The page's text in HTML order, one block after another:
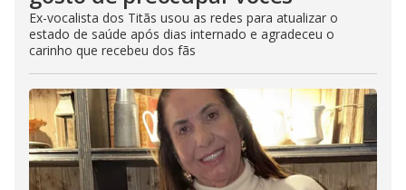
Ex-vocalista dos Titãs usou as redes para atualizar o
estado de saúde após dias internado e agradeceu o
carinho que recebeu dos fãs